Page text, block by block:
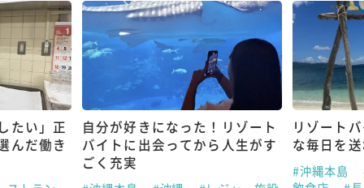
たい」正
んだ働き
自分が好きになった！リゾート
バイトに出会ってから人生がす
ごく充実
リゾート
な毎日を
#沖縄本島